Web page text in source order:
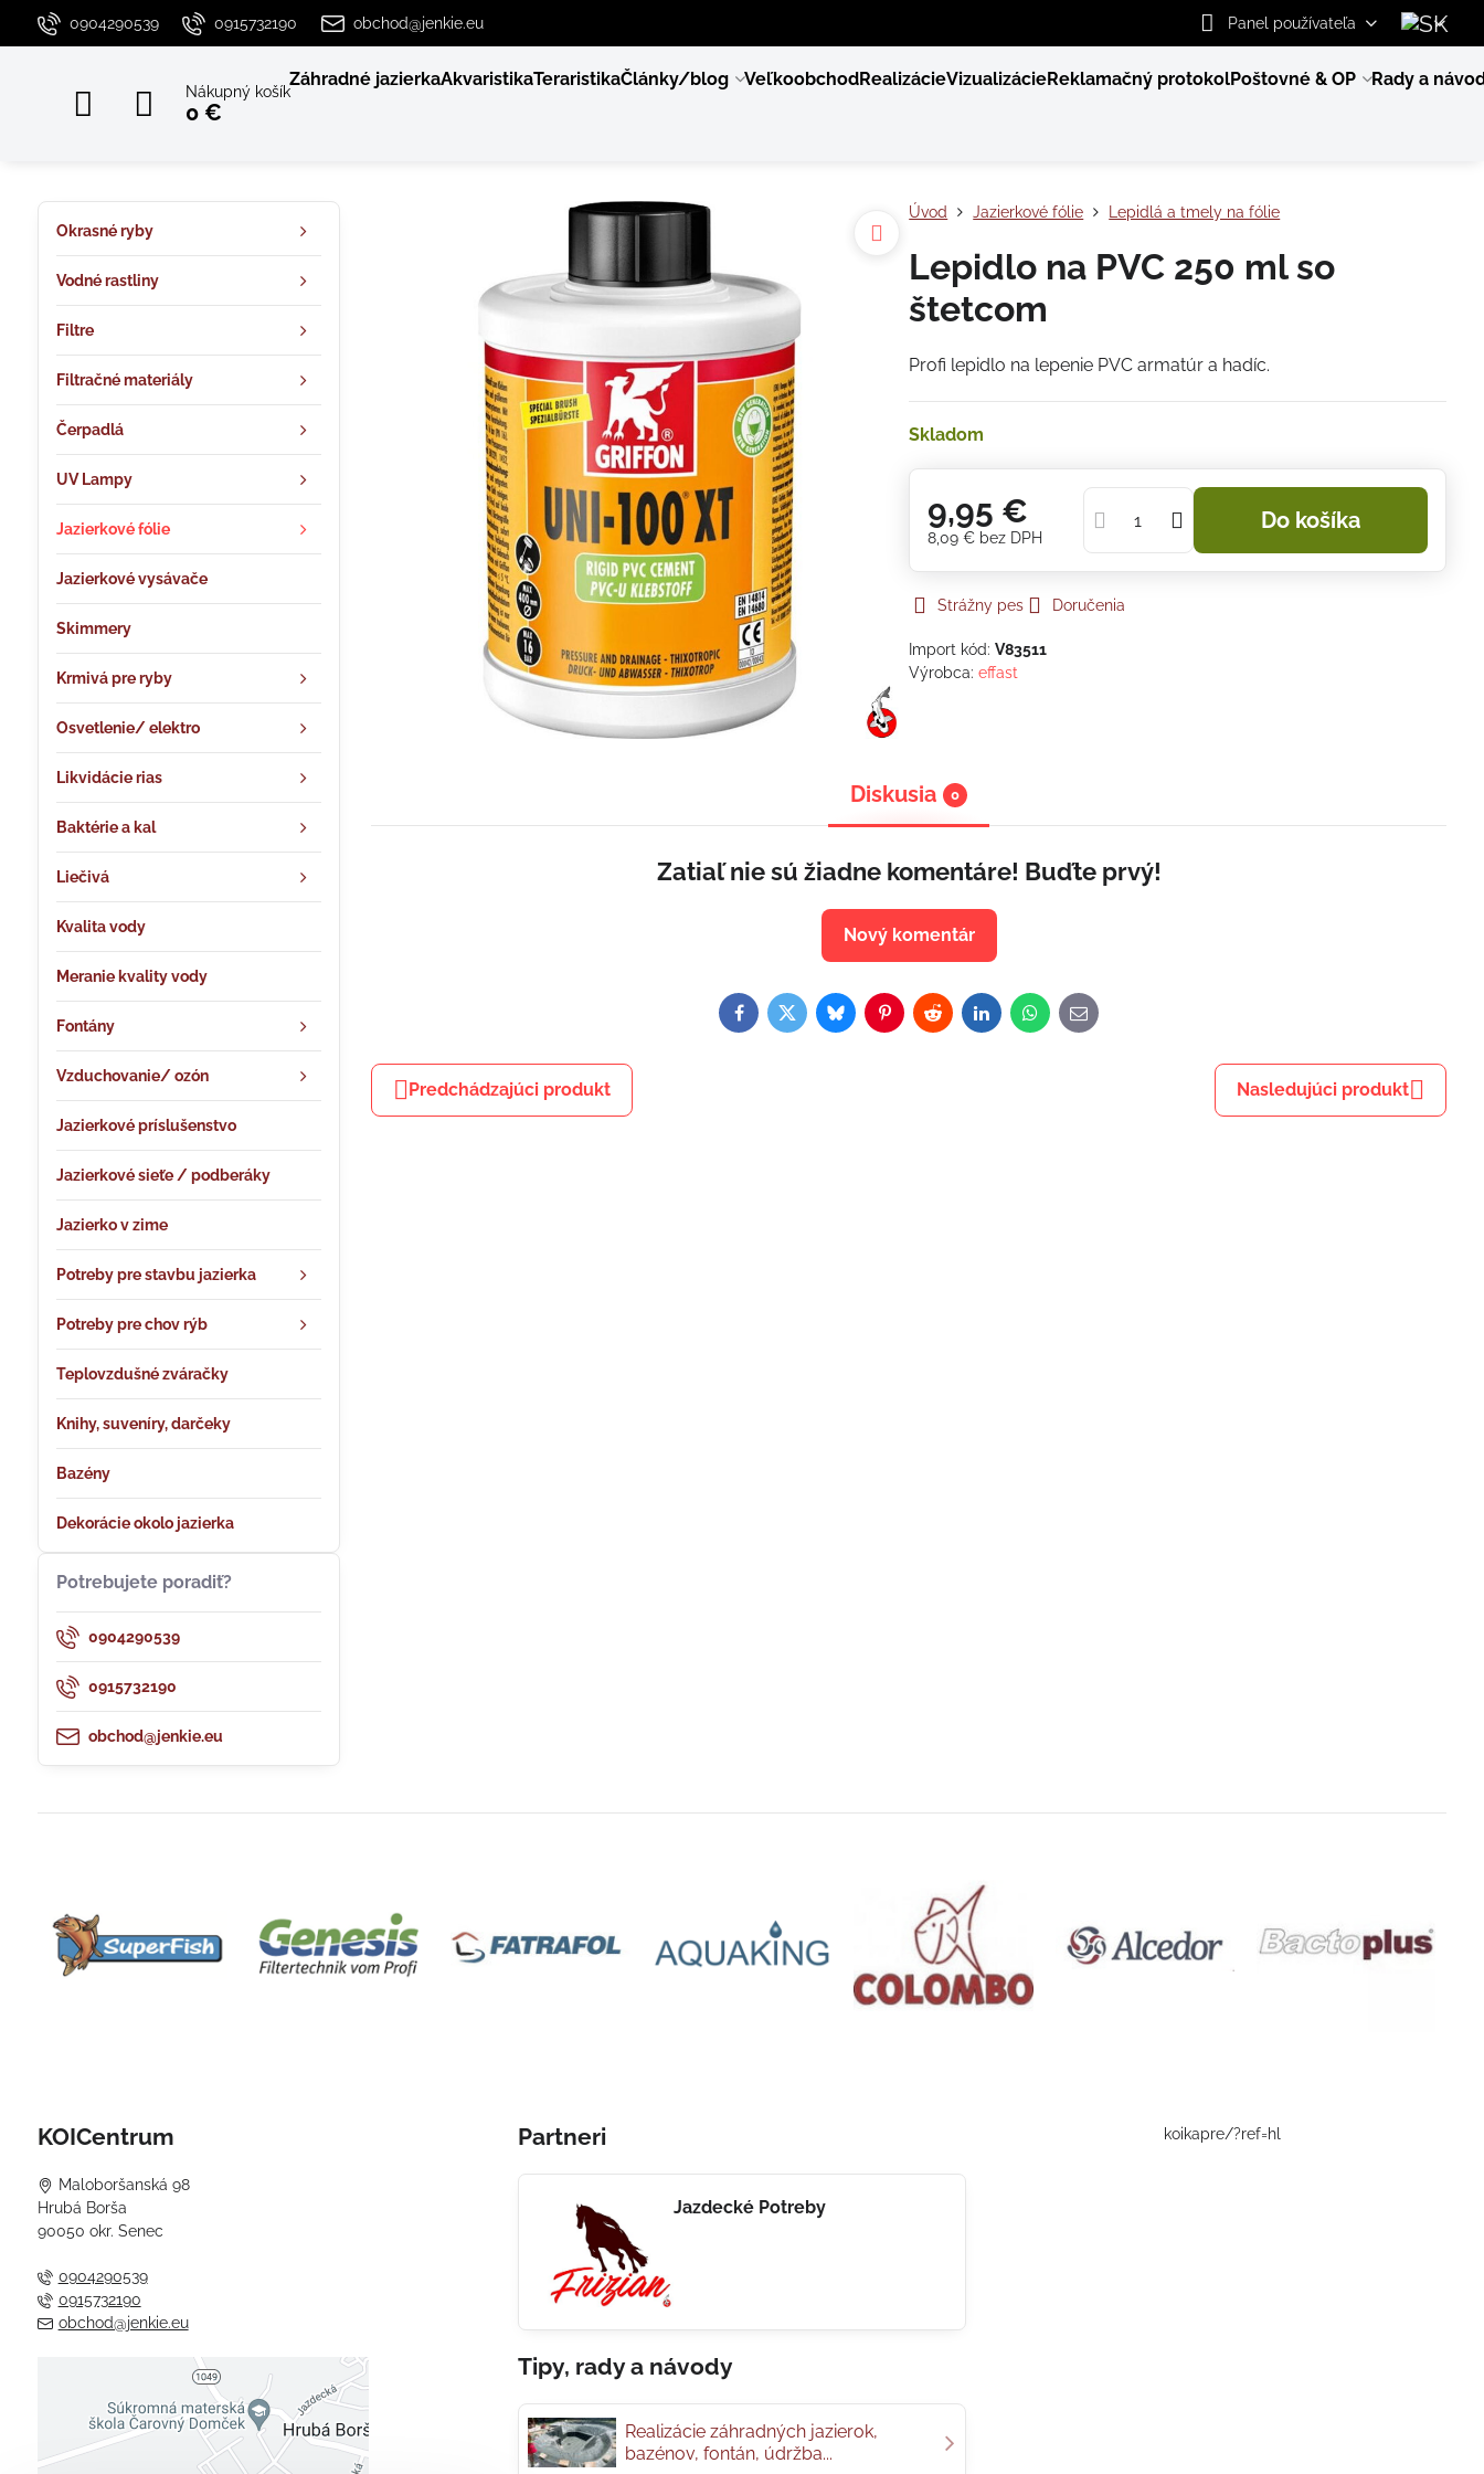
0904290539 0915732190 obchod@jenkie.eu Panel používateľa
Nákupný košík
0 €
Záhradné jazierkaAkvaristikaTeraristikaČlánky/blog VeľkoobchodRealizácieVizualizácieReklamačný protokolPoštovné & OP Rady a
Úvod Jazierkové fólie Lepidlá a tmely na fólie
Lepidlo na PVC 250 ml so
štetcom
Profi lepidlo na lepenie PVC armatúr a hadíc.
Skladom
9,95 €
8,09 € bez DPH
Do košíka
Strážny pes Doručenia
Import kód:V83511
Výrobca:effast
Diskusia 0
Zatiaľ nie sú žiadne komentáre! Buďte prvý!
Nový komentár
Facebook
TwitterBlueskyPinterestRedditLinkedInWhatsApp
E-
mail
Predchádzajúci produkt Nasledujúci produkt
Okrasné ryby
Vodné rastliny
Filtre
Filtračné materiály
Čerpadlá
UV Lampy
Jazierkové fólie
Jazierkové vysávače
Skimmery
Krmivá pre ryby
Osvetlenie/ elektro
Likvidácie rias
Baktérie a kal
Liečivá
Kvalita vody
Meranie kvality vody
Fontány
Vzduchovanie/ ozón
Jazierkové príslušenstvo
Jazierkové sieťe / podberáky
Jazierko v zime
Potreby pre stavbu jazierka
Potreby pre chov rýb
Teplovzdušné zváračky
Knihy, suveníry, darčeky
Bazény
Dekorácie okolo jazierka
Potrebujete poradiť?
0904290539
0915732190
obchod@jenkie.eu
KOICentrum
Maloboršanská 98
Hrubá Borša
90050 okr. Senec
0904290539
0915732190
obchod@jenkie.eu
Externý obsah je blokovaný
Voľbami súkromia
Partneri
Jazdecké Potreby
Tipy, rady a návody
Realizácie záhradných jazierok,
bazénov, fontán, údržba...
koikapre/?ref=hl